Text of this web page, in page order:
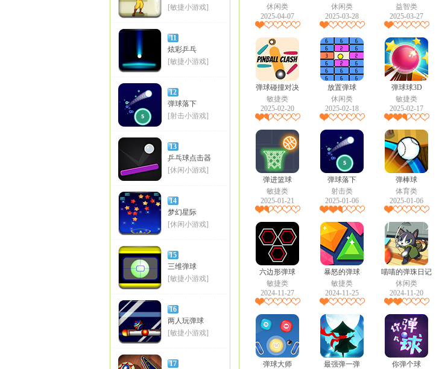
[敏捷小游戏]
11
炫彩乒乓
[敏捷小游戏]
12
弹球落下
[射击小游戏]
13
乒乓球点击器
[休闲小游戏]
14
梦幻星际
[休闲小游戏]
15
三维弹球
[敏捷小游戏]
16
两人玩弹球
[敏捷小游戏]
17
休闲类
2025-04-07
休闲类
2025-03-28
益智类
2025-03-27
弹球碰撞对决
敏捷类
2025-02-20
放置弹球
休闲类
2025-02-18
弹球球3D
敏捷类
2025-02-17
弹进篮球
敏捷类
2025-01-21
弹球落下
射击类
2025-01-06
弹棒球
体育类
2025-01-06
六边形弹球
敏捷类
2024-11-27
暴怒的弹球
敏捷类
2024-11-25
喵喵的弹珠日记
休闲类
2024-11-20
弹球大师
最强弹一弹
你弹个球